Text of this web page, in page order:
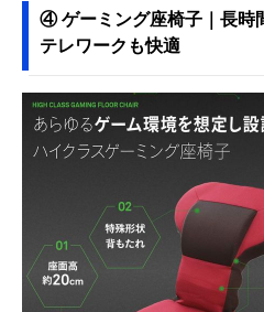
④ ゲーミング座椅子｜長時
テレワークも快適